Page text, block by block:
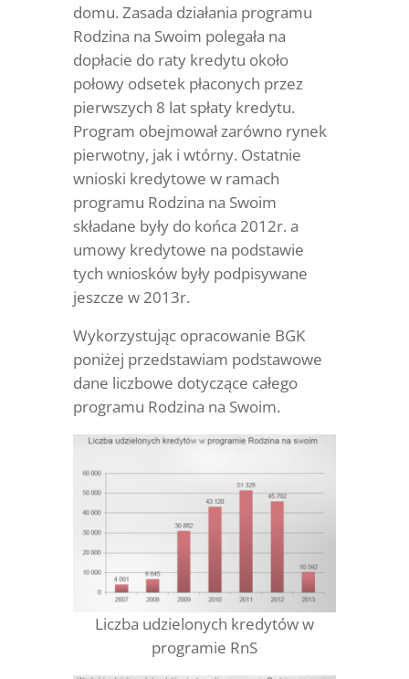
domu. Zasada działania programu
Rodzina na Swoim polegała na
dopłacie do raty kredytu około
połowy odsetek płaconych przez
pierwszych 8 lat spłaty kredytu.
Program obejmował zarówno rynek
pierwotny, jak i wtórny. Ostatnie
wnioski kredytowe w ramach
programu Rodzina na Swoim
składane były do końca 2012r. a
umowy kredytowe na podstawie
tych wniosków były podpisywane
jeszcze w 2013r.
Wykorzystując opracowanie BGK
poniżej przedstawiam podstawowe
dane liczbowe dotyczące całego
programu Rodzina na Swoim.
Liczba udzielonych kredytów w
programie RnS